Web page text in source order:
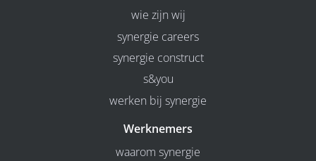
wie zijn wij
synergie careers
synergie construct
s&you
werken bij synergie
Werknemers
waarom synergie